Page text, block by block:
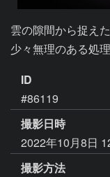
雲の隙間から捉え
少々無理のある処理
ID
#86119
撮影日時
2022年10月8日
撮影方法